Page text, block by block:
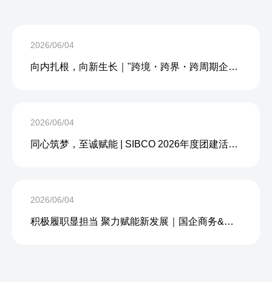
2026/06/04
向内扎根，向新生长｜"跨境・跨界・跨周期企业内生力沙龙"成功举办
2026/06/04
同心筑梦，至诚赋能 | SIBCO 2026年度团建活动圆满收官
2026/06/04
积极履职显担当 聚力赋能新发展｜国企商务&中企人力出席上海现代服务业联合会第五届会员大会第三次会议暨2026服务业高质量发展大会